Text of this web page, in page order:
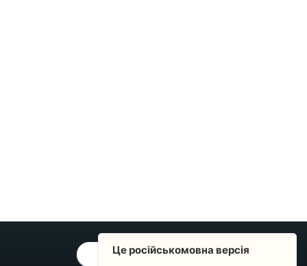
ОБРАТНАЯ СВЯЗЬ
Це російськомовна версія